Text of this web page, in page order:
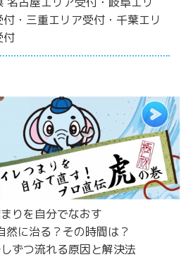
付・三重エリア受付・千葉エリ
付
りを自分でなおす
然に治る？その時間は？
ずつ流れる原因と解決法